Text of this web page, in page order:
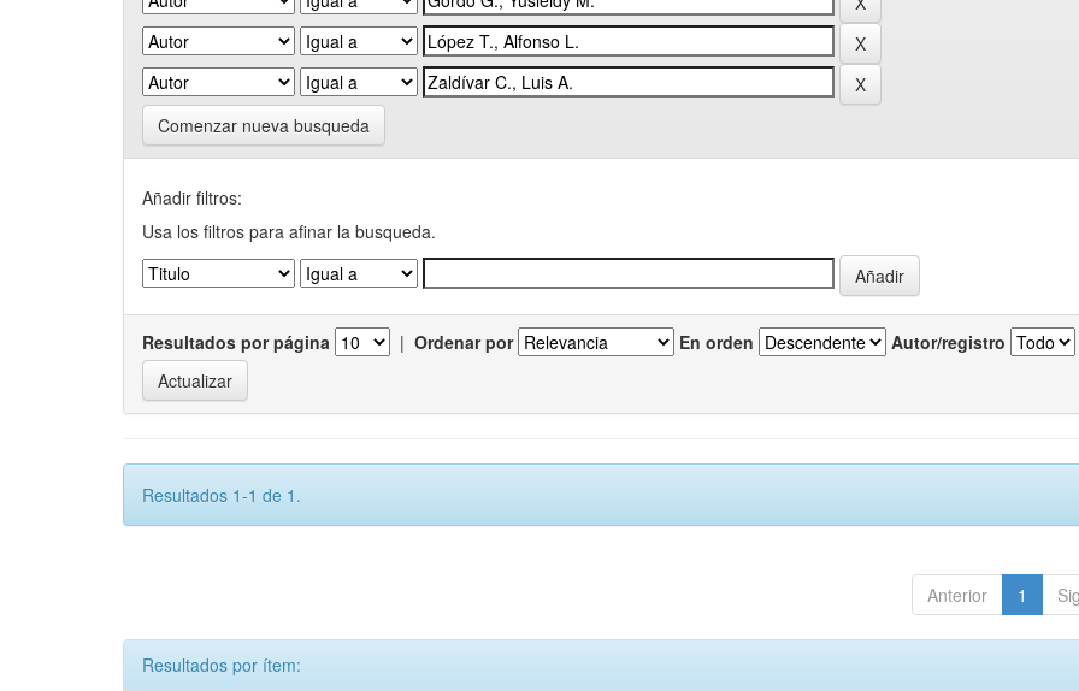
Comenzar nueva busqueda
Añadir filtros:
Usa los filtros para afinar la busqueda.
Resultados por página | Ordenar por En orden Autor/registro
Resultados 1-1 de 1.
Anterior 1
Resultados por ítem: